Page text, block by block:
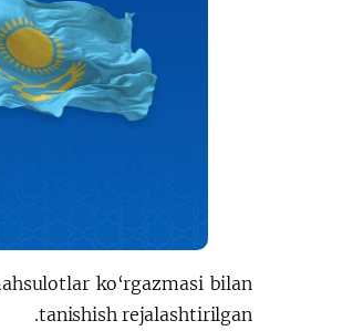
ko‘rgazmasi bilan
tanishish rejalashtirilgan.